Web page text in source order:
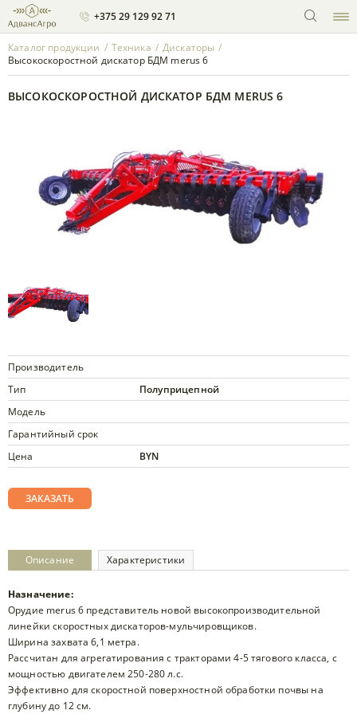
+375 29 129 92 71
КАТАЛОГ ПРОДУКЦИИ
Новости
Контакты
Каталог продукции / Техника / Дискаторы /
Высокоскоростной дискатор БДМ merus 6
ВЫСОКОСКОРОСТНОЙ ДИСКАТОР БДМ MERUS 6
Производитель
Тип
Полуприцепной
Модель
Гарантийный срок
Цена
BYN
ЗАКАЗАТЬ
Описание Характеристики
Назначение:
Орудие merus 6 представитель новой высокопроизводительной
линейки скоростных дискаторов-мульчировщиков.
Ширина захвата 6,1 метра.
Рассчитан для агрегатирования с тракторами 4-5 тягового класса, с
мощностью двигателем 250-280 л.с.
Эффективно для скоростной поверхностной обработки почвы на
глубину до 12 см.